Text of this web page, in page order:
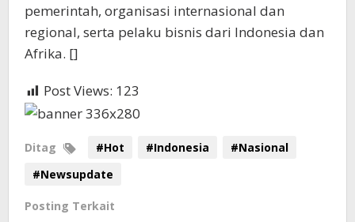
pemerintah, organisasi internasional dan
regional, serta pelaku bisnis dari Indonesia dan
Afrika. []
Post Views: 123
Ditag #Hot #Indonesia
#Nasional
#Newsupdate
Posting Terkait